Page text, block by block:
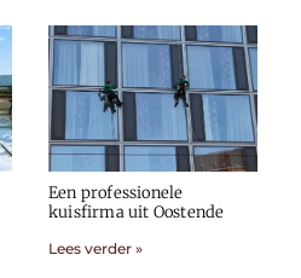
Een professionele
kuisfirma uit Oostende
Lees verder »